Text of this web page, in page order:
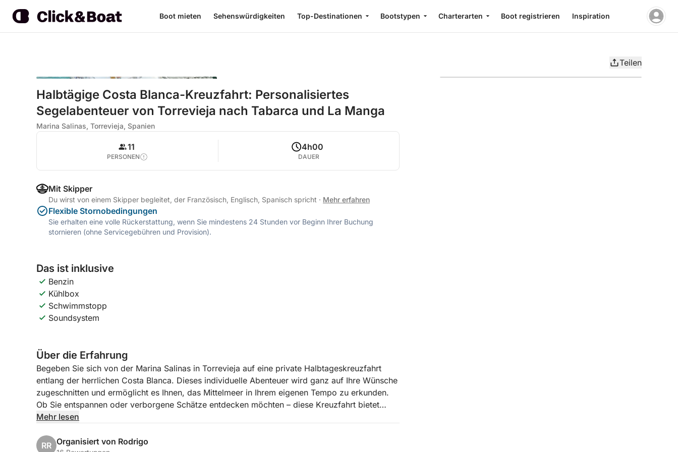
Boot mieten Sehenswürdigkeiten Top-Destinationen Bootstypen Charterarten Boot registrieren Inspiration
Teilen
Halbtägige Costa Blanca-Kreuzfahrt: Personalisiertes
Segelabenteuer von Torrevieja nach Tabarca und La Manga
Marina Salinas, Torrevieja, Spanien
11
PERSONEN
4h00
DAUER
Mit Skipper
Du wirst von einem Skipper begleitet, der Französisch, Englisch, Spanisch spricht · Mehr erfahren
Flexible Stornobedingungen
Sie erhalten eine volle Rückerstattung, wenn Sie mindestens 24 Stunden vor Beginn Ihrer Buchung
stornieren (ohne Servicegebühren und Provision).
Das ist inklusive
Benzin
Kühlbox
Schwimmstopp
Soundsystem
Über die Erfahrung
Begeben Sie sich von der Marina Salinas in Torrevieja auf eine private Halbtageskreuzfahrt
entlang der herrlichen Costa Blanca. Dieses individuelle Abenteuer wird ganz auf Ihre Wünsche
zugeschnitten und ermöglicht es Ihnen, das Mittelmeer in Ihrem eigenen Tempo zu erkunden.
Ob Sie entspannen oder verborgene Schätze entdecken möchten – diese Kreuzfahrt bietet
alles.
An Bord eines komfortablen und gut ausgestatteten Bootes genießen Sie atemberaubende
Mehr lesen
RR Organisiert von Rodrigo